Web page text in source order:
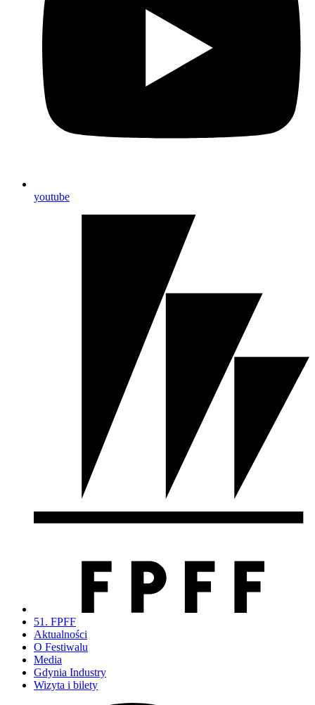
youtube
51. FPFF
Aktualności
O Festiwalu
Media
Gdynia Industry
Wizyta i bilety